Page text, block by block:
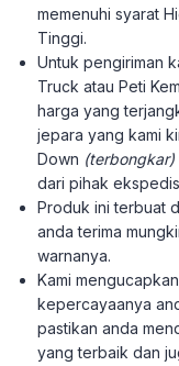
memenuhi syarat
Tinggi.
Untuk pengiriman
Truck atau Peti
harga yang
jepara yang kami
Down (terbongkar)
dari pihak
Produk ini terbuat
anda terima
warnanya.
Kami
kepercayaanya
pastikan anda
yang terbaik dan